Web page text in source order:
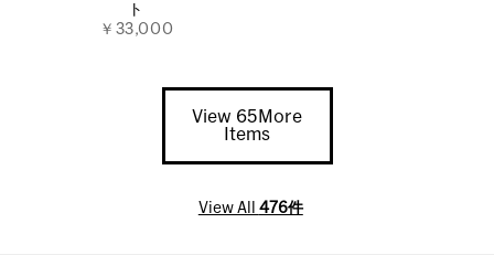
ト
￥33,000
View 65More
Items
View All 476件